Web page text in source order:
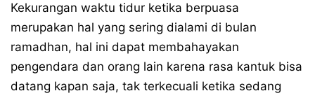
Kekurangan waktu tidur ketika berpuasa
merupakan hal yang sering dialami di bulan
ramadhan, hal ini dapat membahayakan
pengendara dan orang lain karena rasa kantuk bisa
datang kapan saja, tak terkecuali ketika sedang